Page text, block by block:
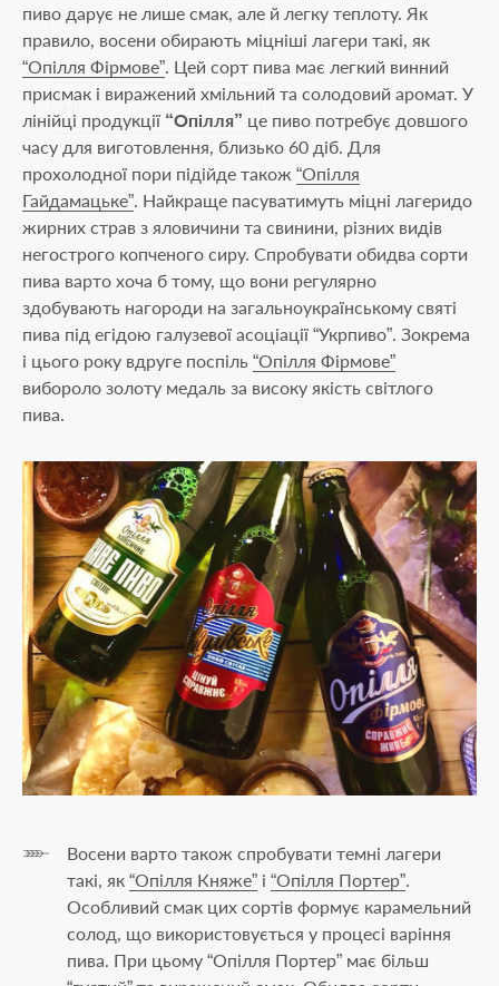
пиво дарує не лише смак, але й легку теплоту. Як
правило, восени обирають міцніші лагери такі, як
“Опілля Фірмове”. Цей сорт пива має легкий винний
присмак і виражений хмільний та солодовий аромат. У
лінійці продукції “Опілля” це пиво потребує довшого
часу для виготовлення, близько 60 діб. Для
прохолодної пори підійде також “Опілля
Гайдамацьке”. Найкраще пасуватимуть міцні лагеридо
жирних страв з яловичини та свинини, різних видів
негострого копченого сиру. Спробувати обидва сорти
пива варто хоча б тому, що вони регулярно
здобувають нагороди на загальноукраїнському святі
пива під егідою галузевої асоціації “Укрпиво”. Зокрема
і цього року вдруге поспіль “Опілля Фірмове”
вибороло золоту медаль за високу якість світлого
пива.
Восени варто також спробувати темні лагери
такі, як “Опілля Княже” і “Опілля Портер”
Особливий смак цих сортів формує карамельний
солод, що використовується у процесі варіння
пива. При цьому “Опілля Портер” має більш
Так